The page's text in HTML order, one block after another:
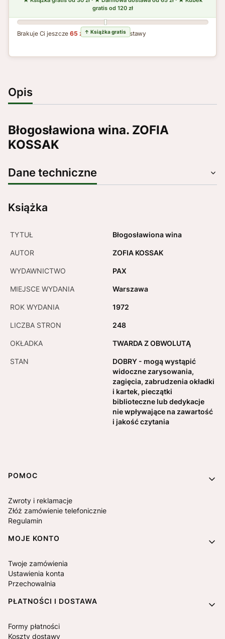
Brakuje Ci jeszcze65 zł do darmowej dostawy
Opis
Błogosławiona wina. ZOFIA
KOSSAK
Dane techniczne
Książka
TYTUŁ Błogosławiona wina
AUTOR ZOFIA KOSSAK
WYDAWNICTWO PAX
MIEJSCE WYDANIA Warszawa
ROK WYDANIA 1972
LICZBA STRON 248
OKŁADKA TWARDA Z OBWOLUTĄ
STAN
DOBRY - mogą wystąpić
widoczne zarysowania,
zagięcia, zabrudzenia okładki
i kartek, pieczątki
biblioteczne lub dedykacje
nie wpływające na zawartość
i jakość czytania
Linki w stopce
POMOC
Zwroty i reklamacje
Złóż zamówienie telefonicznie
Regulamin
MOJE KONTO
Twoje zamówienia
Ustawienia konta
Przechowalnia
PŁATNOŚCI I DOSTAWA
Formy płatności
Koszty dostawy